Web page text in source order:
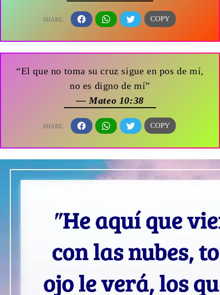
“El que no toma su cruz sigue en pos de mí,
no es digno de mí”
— Mateo 10:38